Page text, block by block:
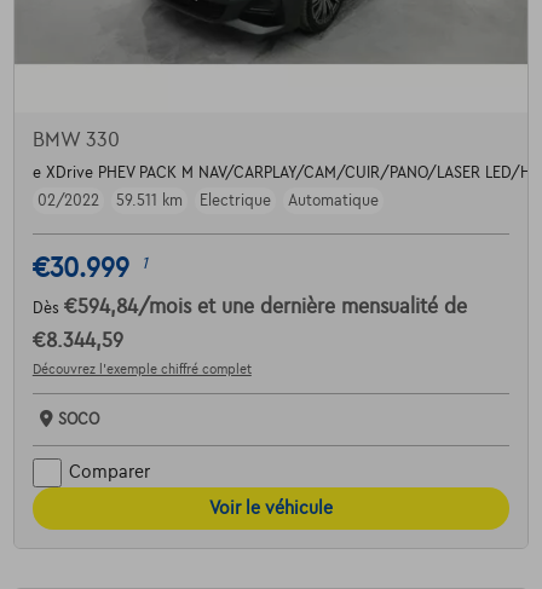
BMW 330
e XDrive PHEV PACK M NAV/CARPLAY/CAM/CUIR/PANO/LASER LED/
02/2022
59.511 km Electrique Automatique
€30.999 1
Dès €594,84/mois et une dernière mensualité de
€8.344,59
Découvrez l’exemple chiffré complet
SOCO
Comparer
Voir le véhicule